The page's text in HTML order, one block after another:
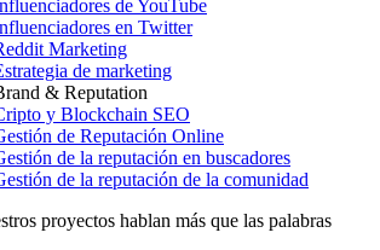
de YouTube
en Twitter
Marketing
de marketing
& Reputation
y Blockchain SEO
de Reputación Online
de la reputación en buscadores
de la reputación de la comunidad
proyectos hablan más que las palabras